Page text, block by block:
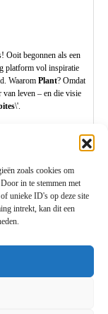
zoals cookies om
in te stemmen met
unieke ID's op deze site
intrekt, kan dit een
Ooit begonnen als een
platform vol inspiratie
Waarom Plant? Omdat
leven – en die visie
\'.